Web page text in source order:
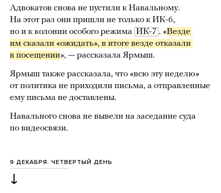
Адвокатов снова не пустили к Навальному.
На этот раз они пришли не только к ИК-6,
но и к колонии особого режима ИК-7 . «Везде
им сказали «ожидать», в итоге везде отказали
в посещении», — рассказала Ярмыш.
Ярмыш также рассказала, что «всю эту неделю»
от политика не приходили письма, а отправленные
ему письма не доставлены.
Навального снова не вывели на заседание суда
по видеосвязи.
9 ДЕКАБРЯ. ЧЕТВЕРТЫЙ ДЕНЬ
↓